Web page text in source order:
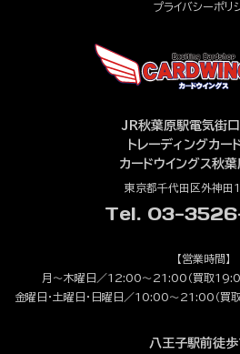
プライバシーポリ
JR秋葉原駅電気街
トレーディングカー
カードウイングス秋
東京都千代田区外神
Tel. 03-
【営業時間】
月～木曜日／12:00～21:00（買取
金曜日・土曜日・日曜日／10:00～21:00（
八王子駅前徒